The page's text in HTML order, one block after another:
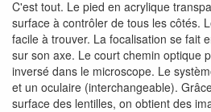
C'est tout. Le pied en acrylique
surface à contrôler de tous les côtés.
facile à trouver. La focalisation se fait
sur son axe. Le court chemin optique
inversé dans le microscope. Le
et un oculaire (interchangeable).
surface des lentilles, on obtient des